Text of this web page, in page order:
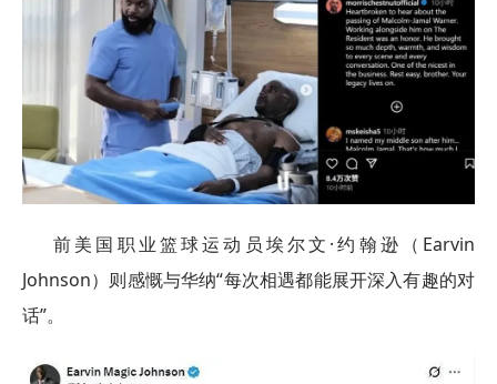
前美国职业篮球运动员埃尔文·约翰逊（Earvin
Johnson）则感慨与华纳“每次相遇都能展开深入有趣的对
话”。